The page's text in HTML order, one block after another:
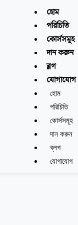
হোম
পরিচিতি
কোর্সসমূহ
দান করুন
ব্লগ
যোগাযোগ
হোম
পরিচিতি
কোর্সসমূহ
দান করুন
ব্লগ
যোগাযোগ